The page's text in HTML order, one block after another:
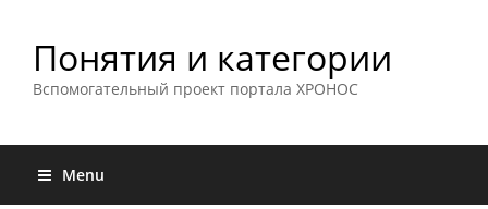
Понятия и категории
Вспомогательный проект портала ХРОНОС
Menu